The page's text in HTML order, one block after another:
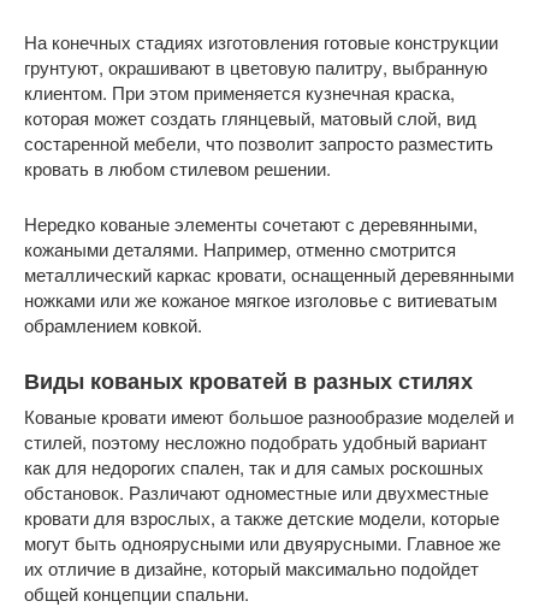
На конечных стадиях изготовления готовые конструкции
грунтуют, окрашивают в цветовую палитру, выбранную
клиентом. При этом применяется кузнечная краска,
которая может создать глянцевый, матовый слой, вид
состаренной мебели, что позволит запросто разместить
кровать в любом стилевом решении.
Нередко кованые элементы сочетают с деревянными,
кожаными деталями. Например, отменно смотрится
металлический каркас кровати, оснащенный деревянными
ножками или же кожаное мягкое изголовье с витиеватым
обрамлением ковкой.
Виды кованых кроватей в разных стилях
Кованые кровати имеют большое разнообразие моделей и
стилей, поэтому несложно подобрать удобный вариант
как для недорогих спален, так и для самых роскошных
обстановок. Различают одноместные или двухместные
кровати для взрослых, а также детские модели, которые
могут быть одноярусными или двуярусными. Главное же
их отличие в дизайне, который максимально подойдет
общей концепции спальни.